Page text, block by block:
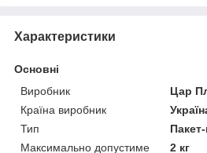
Характеристики
Основні
Виробник
Цар
Країна виробник
Тип
Максимально допустиме
2 кг